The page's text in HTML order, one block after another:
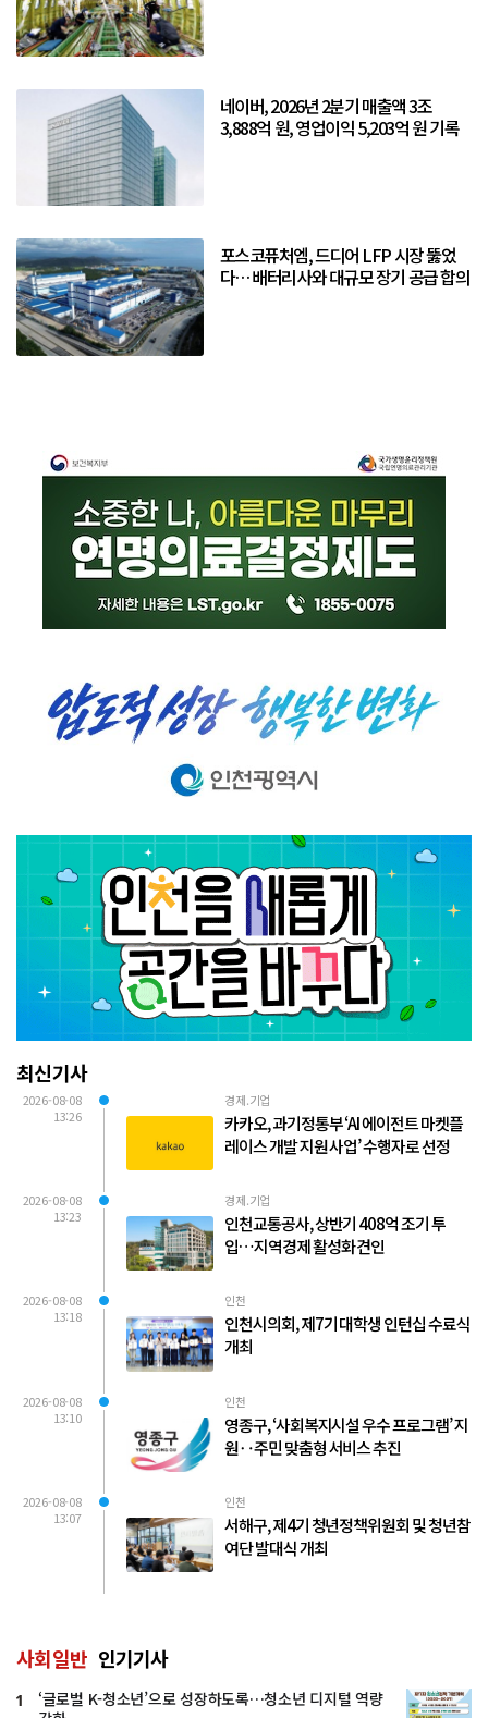
네이버, 2026년 2분기 매출액 3조
3,888억 원, 영업이익 5,203억 원 기록
포스코퓨처엠, 드디어 LFP 시장 뚫었
다… 배터리사와 대규모 장기 공급 합의
최신기사
2026-08-08
13:26
경제.기업
카카오, 과기정통부 ‘AI 에이전트 마켓플
레이스 개발 지원 사업’ 수행자로 선정
2026-08-08
13:23
경제.기업
인천교통공사, 상반기 408억 조기 투
입…지역경제 활성화 견인
2026-08-08
13:18
인천
인천시의회, 제7기 대학생 인턴십 수료식
개최
2026-08-08
13:10
인천
영종구, ‘사회복지시설 우수 프로그램’ 지
원‥주민 맞춤형 서비스 추진
2026-08-08
13:07
인천
서해구, 제4기 청년정책위원회 및 청년참
여단 발대식 개최
사회일반 인기기사
1
‘글로벌 K-청소년’으로 성장하도록…청소년 디지털 역량